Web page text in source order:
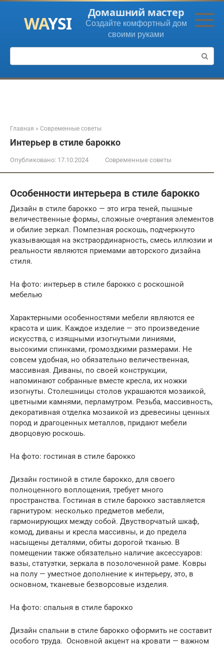
Перейти
контенту
Домашний мастер
Создайте комфортный дом
своими руками
Поиск:
Главная » Современные советы
Интерьер в стиле барокко
Опубликовано: 17.10.2024 Современные советы
Особенности интерьера в стиле барокко
Дизайн в стиле барокко — это игра теней, пышные
величественные формы, сложные очертания элементов
и обилие зеркал. Помпезная роскошь, подчеркнуто
указывающая на экстраординарность, смесь иллюзии и
реальности являются приемами авторского дизайна
стиля.
На фото: интерьер в стиле барокко с роскошной
мебелью
Характерными особенностями мебели являются ее
красота и шик. Каждое изделие — это произведение
искусства, с изящными изогнутыми линиями,
высокими спинками, громоздкими размерами. Не
совсем удобная, но обязательно величественная,
массивная. Диваны, по своей конструкции,
напоминают собранные вместе кресла, их ножки
изогнуты. Столешницы столов украшаются мозаикой,
цветными камнями, перламутром. Резьба, массивность,
декоративная отделка мозаикой из древесины ценных
пород и драгоценных металлов, придают мебели
дворцовую роскошь.
На фото: гостиная в стиле барокко
Дизайн гостиной в стиле барокко, для своего
полноценного воплощения, требует много
пространства. Гостиная в стиле барокко заставляется
гарнитуром: несколько предметов мебели,
гармонирующих между собой. Двустворчатый шкаф,
комод, диваны и кресла массивны, и до предела
насыщены деталями, обиты дорогой тканью. В
помещении также обязательно наличие аксессуаров:
вазы, статуэтки, зеркала в позолоченной раме. Ковры
на полу — уместное дополнение к интерьеру, это, в
основном, тканевые безворсовые изделия.
На фото: спальня в стиле барокко
Дизайн спальни в стиле барокко оформить не составит
особого труда. Основной акцент на кровати — важном